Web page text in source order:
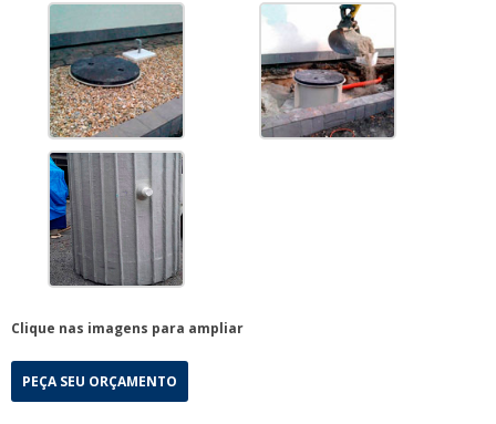
Clique nas imagens para ampliar
PEÇA SEU ORÇAMENTO